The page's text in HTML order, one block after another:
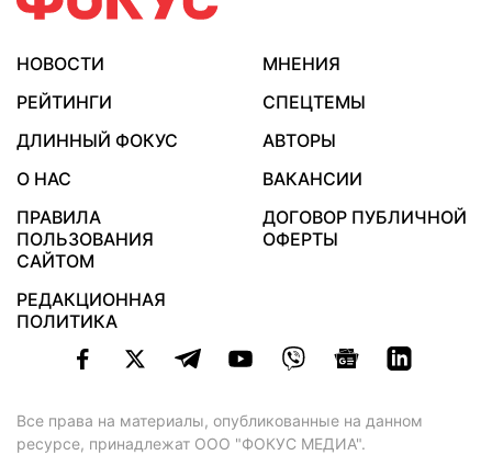
НОВОСТИ
МНЕНИЯ
РЕЙТИНГИ
СПЕЦТЕМЫ
ДЛИННЫЙ ФОКУС
АВТОРЫ
О НАС
ВАКАНСИИ
ПРАВИЛА
ПОЛЬЗОВАНИЯ
САЙТОМ
ДОГОВОР ПУБЛИЧНОЙ
ОФЕРТЫ
РЕДАКЦИОННАЯ
ПОЛИТИКА
Все права на материалы, опубликованные на данном
ресурсе, принадлежат ООО "ФОКУС МЕДИА".